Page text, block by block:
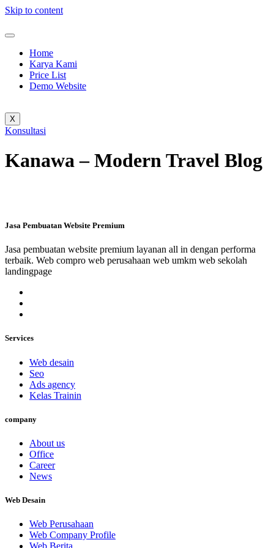
Skip to content
Home
Karya Kami
Price List
Demo Website
X
Konsultasi
Kanawa – Modern Travel Blog
Jasa Pembuatan Website Premium
Jasa pembuatan website premium layanan all in dengan performa
terbaik. Web compro web perusahaan web umkm web sekolah
landingpage
Services
Web desain
Seo
Ads agency
Kelas Trainin
company
About us
Office
Career
News
Web Desain
Web Perusahaan
Web Company Profile